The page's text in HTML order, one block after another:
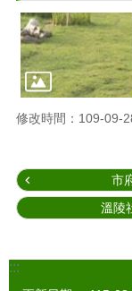
修改時間：109-09-
市
溫陵
:::